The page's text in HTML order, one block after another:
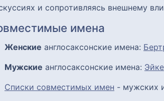
и сопротивляясь внешнему
имена
Женские англосаксонские имена:
Мужские англосаксонские имена:
Списки совместимых имен - мужских